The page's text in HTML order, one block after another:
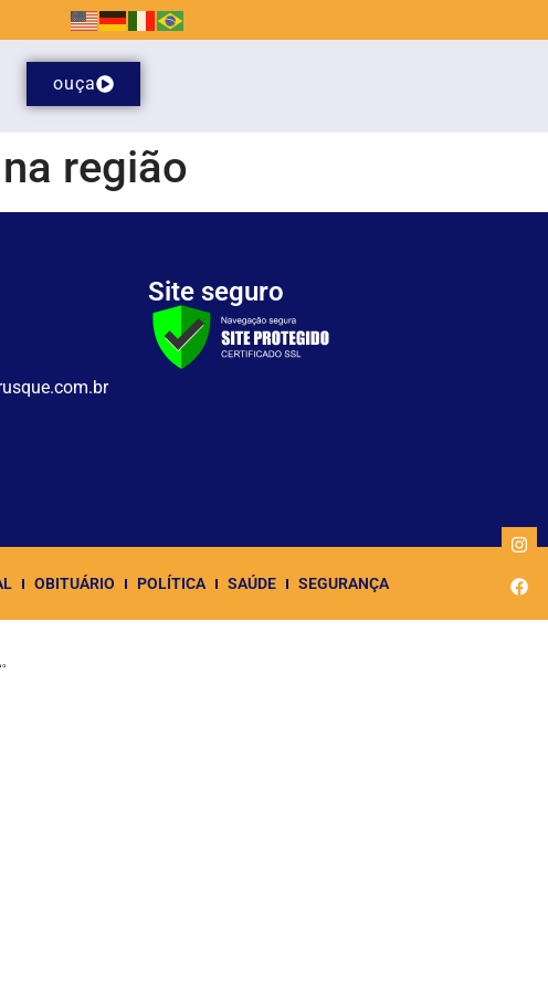
ouça
região
Site seguro
OBITUÁRIO POLÍTICA SAÚDE SEGURANÇA